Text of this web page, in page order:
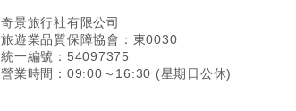
奇景旅行社有限公司
旅遊業品質保障協會：東0030
統一編號：54097375
營業時間：09:00～16:30 (星期日公休)